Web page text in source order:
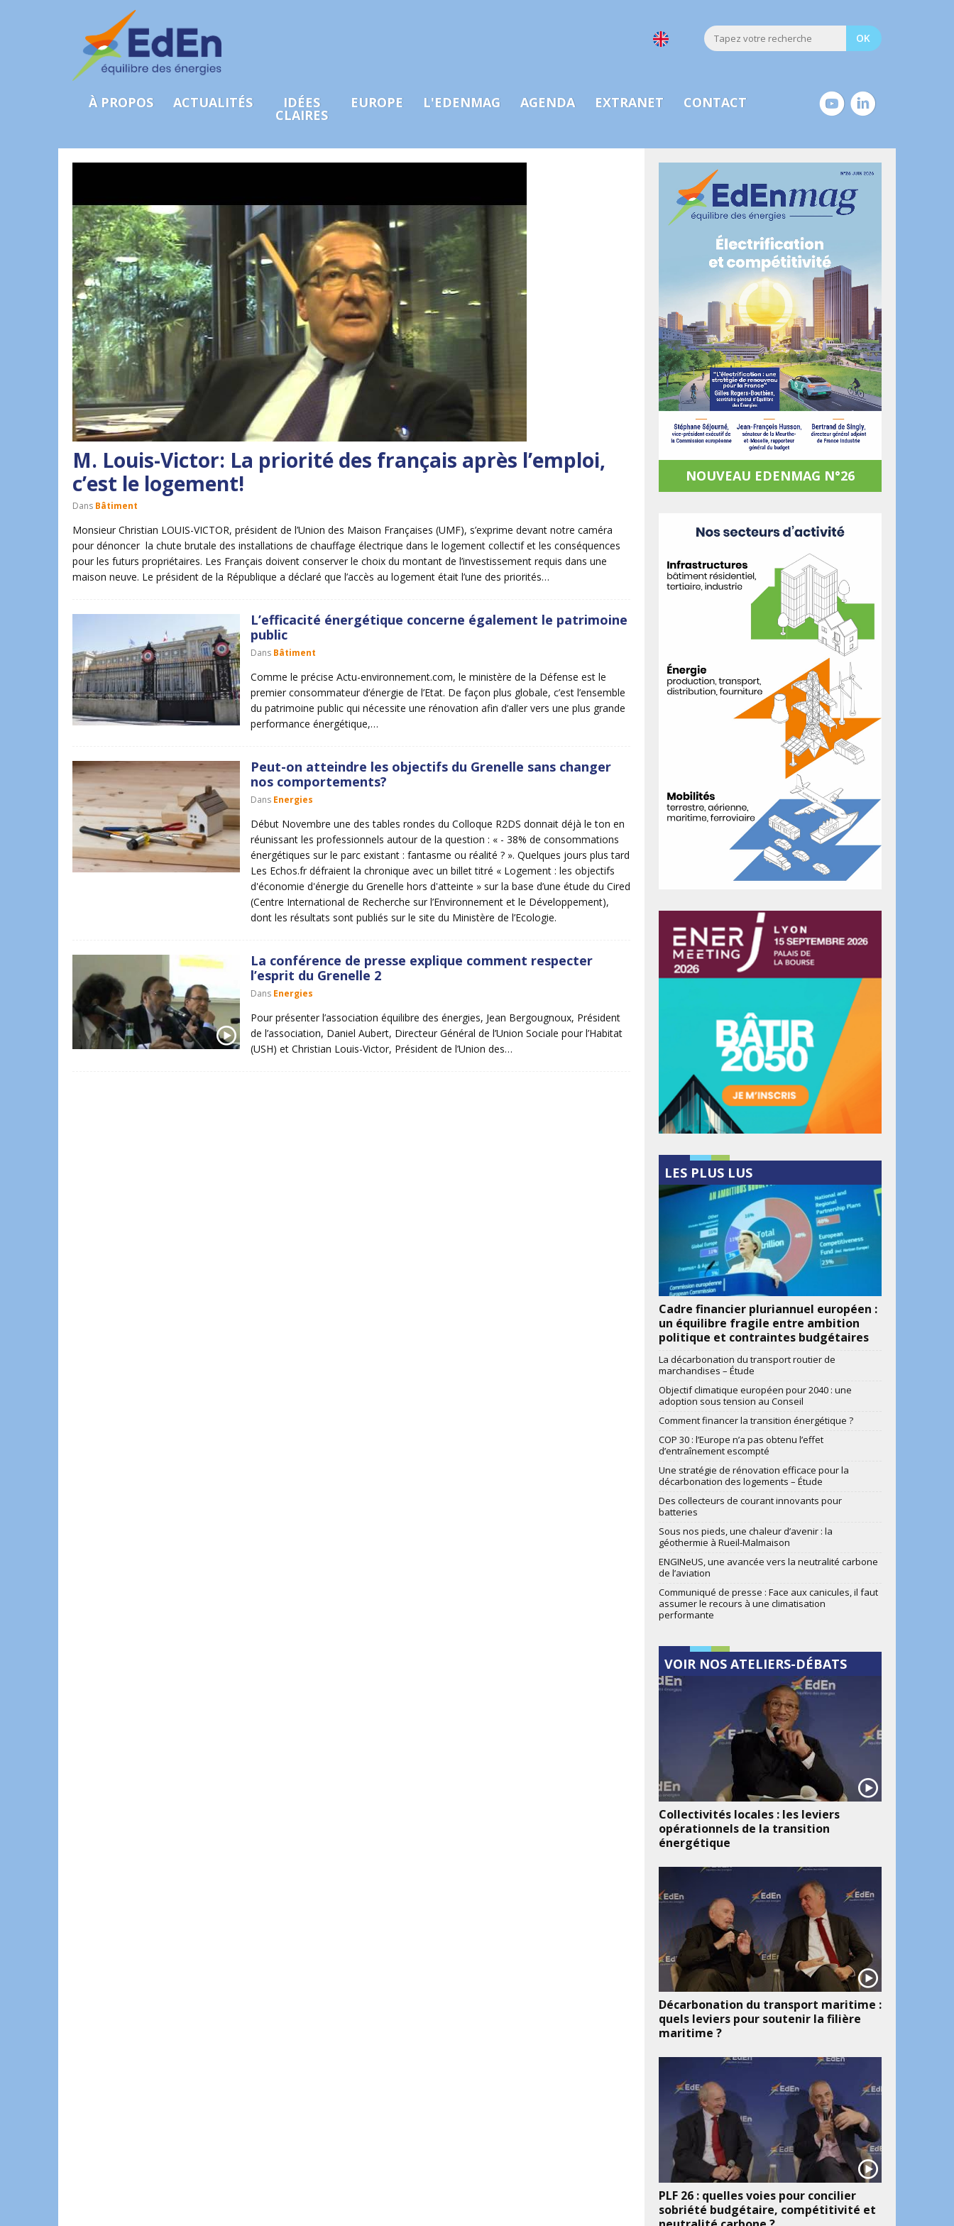
À PROPOS ACTUALITÉS IDÉES
CLAIRES
EUROPE L'EDENMAG AGENDA EXTRANET CONTACT
M. Louis-Victor: La priorité des français après l’emploi,
c’est le logement!
Dans Bâtiment
Monsieur Christian LOUIS-VICTOR, président de l’Union des Maison Françaises (UMF), s’exprime devant notre caméra
pour dénoncer la chute brutale des installations de chauffage électrique dans le logement collectif et les conséquences
pour les futurs propriétaires. Les Français doivent conserver le choix du montant de l’investissement requis dans une
maison neuve. Le président de la République a déclaré que l’accès au logement était l’une des priorités…
L’efficacité énergétique concerne également le patrimoine
public
Dans Bâtiment
Comme le précise Actu-environnement.com, le ministère de la Défense est le
premier consommateur d’énergie de l’Etat. De façon plus globale, c’est l’ensemble
du patrimoine public qui nécessite une rénovation afin d’aller vers une plus grande
performance énergétique,…
Peut-on atteindre les objectifs du Grenelle sans changer
nos comportements?
Dans Energies
Début Novembre une des tables rondes du Colloque R2DS donnait déjà le ton en
réunissant les professionnels autour de la question : « - 38% de consommations
énergétiques sur le parc existant : fantasme ou réalité ? ». Quelques jours plus tard
Les Echos.fr défraient la chronique avec un billet titré « Logement : les objectifs
d'économie d'énergie du Grenelle hors d'atteinte » sur la base d’une étude du Cired
(Centre International de Recherche sur l’Environnement et le Développement),
dont les résultats sont publiés sur le site du Ministère de l’Ecologie.
La conférence de presse explique comment respecter
l’esprit du Grenelle 2
Dans Energies
Pour présenter l’association équilibre des énergies, Jean Bergougnoux, Président
de l’association, Daniel Aubert, Directeur Général de l’Union Sociale pour l’Habitat
(USH) et Christian Louis-Victor, Président de l’Union des…
NOUVEAU EDENMAG N°26
LES PLUS LUS
Cadre financier pluriannuel européen :
un équilibre fragile entre ambition
politique et contraintes budgétaires
La décarbonation du transport routier de
marchandises – Étude
Objectif climatique européen pour 2040 : une
adoption sous tension au Conseil
Comment financer la transition énergétique ?
COP 30 : l’Europe n’a pas obtenu l’effet
d’entraînement escompté
Une stratégie de rénovation efficace pour la
décarbonation des logements – Étude
Des collecteurs de courant innovants pour
batteries
Sous nos pieds, une chaleur d’avenir : la
géothermie à Rueil-Malmaison
ENGINeUS, une avancée vers la neutralité carbone
de l’aviation
Communiqué de presse : Face aux canicules, il faut
assumer le recours à une climatisation
performante
VOIR NOS ATELIERS-DÉBATS
Collectivités locales : les leviers
opérationnels de la transition
énergétique
Décarbonation du transport maritime :
quels leviers pour soutenir la filière
maritime ?
PLF 26 : quelles voies pour concilier
sobriété budgétaire, compétitivité et